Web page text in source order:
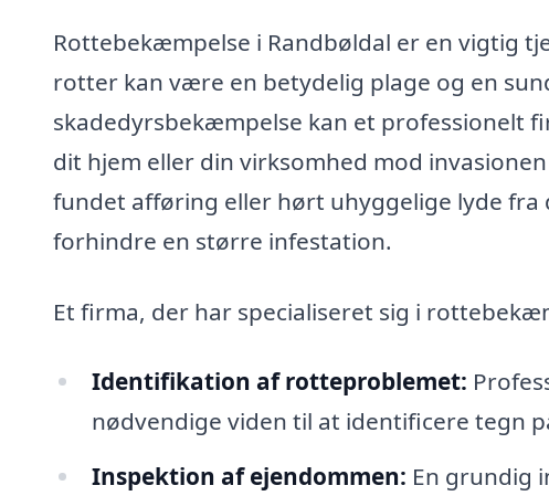
Rottebekæmpelse i Randbøldal er en vigtig
rotter kan være en betydelig plage og en
skadedyrsbekæmpelse kan et professionelt
dit hjem eller din virksomhed mod
fundet afføring eller hørt uhyggelige lyde
forhindre en større infestation.
Et firma, der har specialiseret sig i
Identifikation af rotteproblemet:
nødvendige viden til at identificere tegn
Inspektion af ejendommen: En grundig